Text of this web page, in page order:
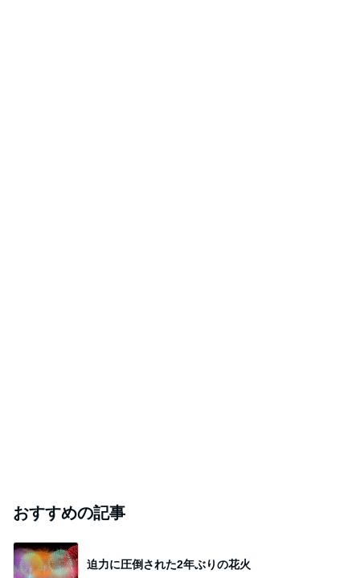
おすすめの記事
迫力に圧倒された2年ぶりの花火